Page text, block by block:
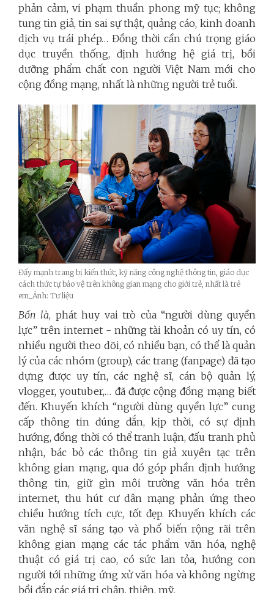
phản cảm, vi phạm thuần phong mỹ tục; không
tung tin giả, tin sai sự thật, quảng cáo, kinh doanh
dịch vụ trái phép… Đồng thời cần chú trọng giáo
dục truyền thống, định hướng hệ giá trị, bồi
dưỡng phẩm chất con người Việt Nam mới cho
cộng đồng mạng, nhất là những người trẻ tuổi.
Đẩy mạnh trang bị kiến thức, kỹ năng công nghệ thông tin, giáo dục
cách thức tự bảo vệ trên không gian mạng cho giới trẻ, nhất là trẻ
em_Ảnh: Tư liệu
Bốn là, phát huy vai trò của “người dùng quyền
lực” trên internet - những tài khoản có uy tín, có
nhiều người theo dõi, có nhiều bạn, có thể là quản
lý của các nhóm (group), các trang (fanpage) đã tạo
dựng được uy tín, các nghệ sĩ, cán bộ quản lý,
vlogger, youtuber,… đã được cộng đồng mạng biết
đến. Khuyến khích “người dùng quyền lực” cung
cấp thông tin đúng đắn, kịp thời, có sự định
hướng, đồng thời có thể tranh luận, đấu tranh phủ
nhận, bác bỏ các thông tin giả xuyên tạc trên
không gian mạng, qua đó góp phần định hướng
thông tin, giữ gìn môi trường văn hóa trên
internet, thu hút cư dân mạng phản ứng theo
chiều hướng tích cực, tốt đẹp. Khuyến khích các
văn nghệ sĩ sáng tạo và phổ biến rộng rãi trên
không gian mạng các tác phẩm văn hóa, nghệ
thuật có giá trị cao, có sức lan tỏa, hướng con
người tới những ứng xử văn hóa và không ngừng
bồi đắp các giá trị chân, thiện, mỹ.